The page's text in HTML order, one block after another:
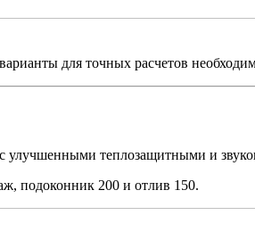
для точных расчетов
улучшенными теплозащитными и
подоконник 200 и отлив 150.